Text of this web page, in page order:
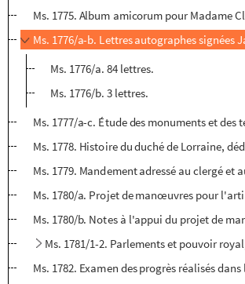
Ms. 1775. Album amicorum pour Madame
Ms. 1776/a-b. Lettres autographes signées
Ms. 1776/a. 84 lettres.
Ms. 1776/b. 3 lettres.
Ms. 1777/a-c. Étude des monuments et
Ms. 1778. Histoire du duché de Lorraine,
Ms. 1779. Mandement adressé au clergé
Ms. 1780/a. Projet de manœuvres pour
Ms. 1780/b. Notes à l'appui du projet de
Ms. 1781/1-2. Parlements et pouvoir
Ms. 1782. Examen des progrès réalisés